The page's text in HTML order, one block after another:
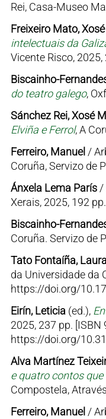
Rei, Casa-Museo
Freixeiro Mato,
intelectuais da
Vicente Risco,
Biscainho-
do teatro galego,
Sánchez Rei, Xosé
Elviña e Ferrol, A
Ferreiro, Manuel /
Coruña, Servizo de
Ánxela Lema París/
Xerais, 2025, 192
Biscainho-
Coruña. Servizo de
Tato Fontaíña, Laura
da Universidade da
https://doi.org/
Eirín, Leticia (ed.),
2025, 237 pp.
https://doi.org/
Alva Martínez
e quatro contos
Compostela,
Ferreiro, Manuel /